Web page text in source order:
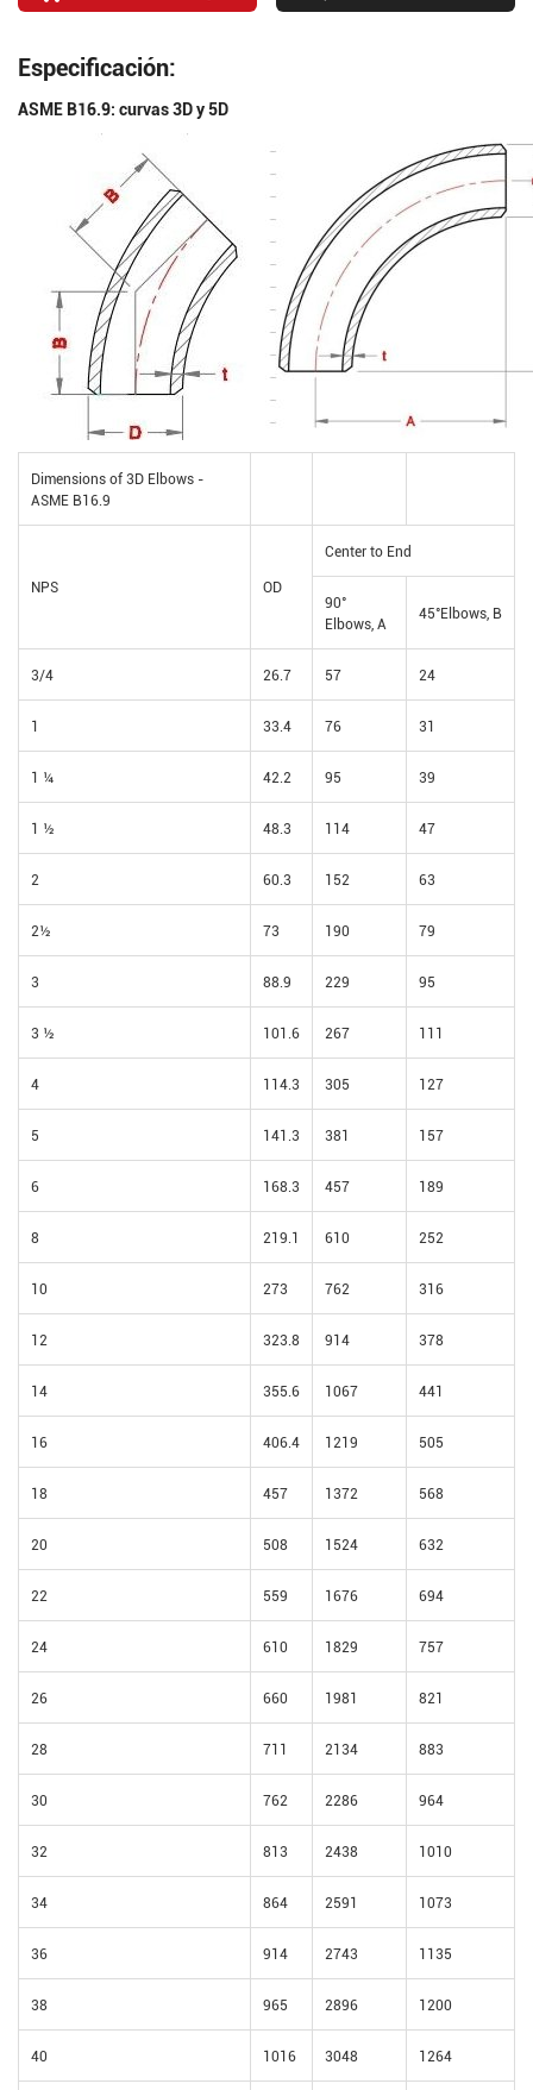
Especificación:
ASME B16.9: curvas 3D y 5D
Dimensions of 3D Elbows -
ASME B16.9
NPS OD
Center to End
90°
Elbows, A
45°Elbows, B
3/4 26.7 57 24
1 33.4 76 31
1 ¼ 42.2 95 39
1 ½ 48.3 114 47
2 60.3 152 63
2½ 73 190 79
3 88.9 229 95
3 ½ 101.6 267 111
4 114.3 305 127
5 141.3 381 157
6 168.3 457 189
8 219.1 610 252
10 273 762 316
12 323.8 914 378
14 355.6 1067 441
16 406.4 1219 505
18 457 1372 568
20 508 1524 632
22 559 1676 694
24 610 1829 757
26 660 1981 821
28 711 2134 883
30 762 2286 964
32 813 2438 1010
34 864 2591 1073
36 914 2743 1135
38 965 2896 1200
40 1016 3048 1264